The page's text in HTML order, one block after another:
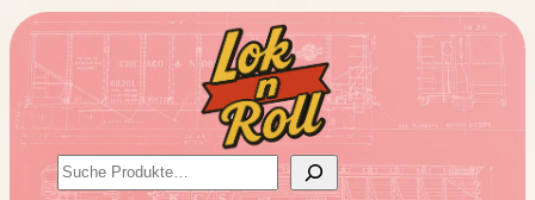
Zum
Inhalt
springen
S